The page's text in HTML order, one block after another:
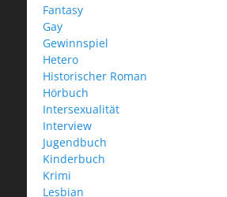
Fantasy
Gay
Gewinnspiel
Hetero
Historischer Roman
Hörbuch
Intersexualität
Interview
Jugendbuch
Kinderbuch
Krimi
Lesbian